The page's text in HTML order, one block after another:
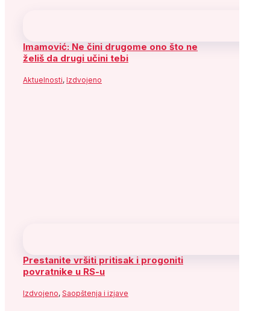
Imamović: Ne čini drugome ono što ne
želiš da drugi učini tebi
Aktuelnosti, Izdvojeno
Prestanite vršiti pritisak i progoniti
povratnike u RS-u
Izdvojeno, Saopštenja i izjave